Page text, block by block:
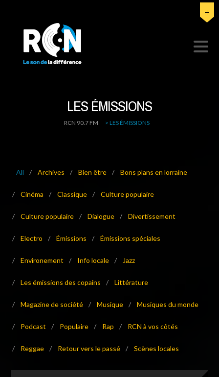
LES ÉMISSIONS
RCN 90.7 FM > LES ÉMISSIONS
All / Archives / Bien être / Bons plans en lorraine
/ Cinéma / Classique / Culture populaire
/ Culture populaire / Dialogue / Divertissement
/ Electro / Émissions / Émissions spéciales
/ Environement / Info locale / Jazz
/ Les émissions des copains / Littérature
/ Magazine de société / Musique / Musiques du monde
/ Podcast / Populaire / Rap / RCN à vos côtés
/ Reggae / Retour vers le passé / Scènes locales